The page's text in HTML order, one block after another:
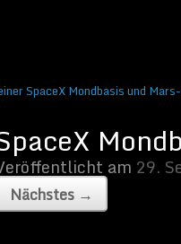
SpaceX Mondbasis und
| Elon Musk / SpaceX